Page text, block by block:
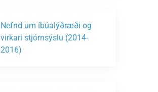
Nefnd um íbúalýðræði og
virkari stjórnsýslu (2014-
2016)